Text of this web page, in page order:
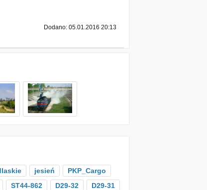
Dodano: 05.01.2016 20:13
jesień
PKP_Cargo
ST44-862 D29-32 D29-31